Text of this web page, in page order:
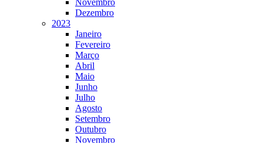
Novembro
Dezembro
2023
Janeiro
Fevereiro
Março
Abril
Maio
Junho
Julho
Agosto
Setembro
Outubro
Novembro